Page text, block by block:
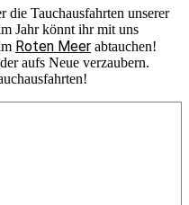
die Tauchausfahrten unserer
Jahr könnt ihr mit uns
Roten Meer abtauchen!
aufs Neue verzaubern.